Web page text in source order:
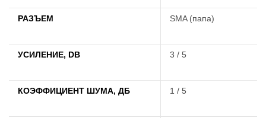
РАЗЪЕМ SMA (папа)
УСИЛЕНИЕ, DB 3 / 5
КОЭФФИЦИЕНТ ШУМА, ДБ 1 / 5